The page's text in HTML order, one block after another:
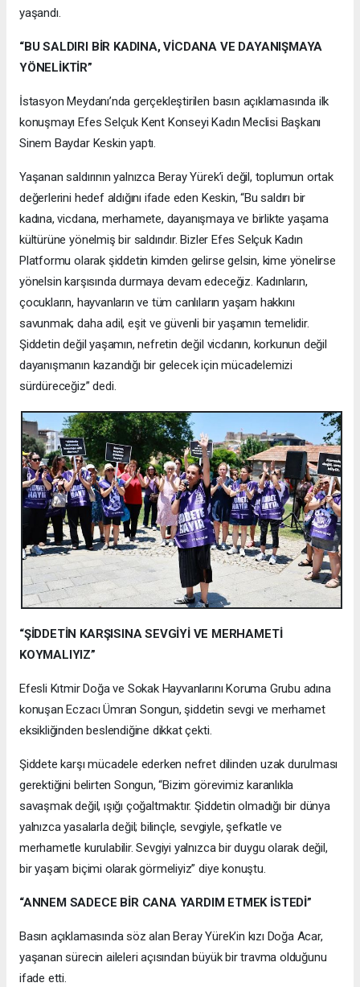
yaşandı.
“BU SALDIRI BİR KADINA, VİCDANA VE DAYANIŞMAYA
YÖNELİKTİR”
İstasyon Meydanı’nda gerçekleştirilen basın açıklamasında ilk
konuşmayı Efes Selçuk Kent Konseyi Kadın Meclisi Başkanı
Sinem Baydar Keskin yaptı.
Yaşanan saldırının yalnızca Beray Yürek’i değil, toplumun ortak
değerlerini hedef aldığını ifade eden Keskin, “Bu saldırı bir
kadına, vicdana, merhamete, dayanışmaya ve birlikte yaşama
kültürüne yönelmiş bir saldırıdır. Bizler Efes Selçuk Kadın
Platformu olarak şiddetin kimden gelirse gelsin, kime yönelirse
yönelsin karşısında durmaya devam edeceğiz. Kadınların,
çocukların, hayvanların ve tüm canlıların yaşam hakkını
savunmak; daha adil, eşit ve güvenli bir yaşamın temelidir.
Şiddetin değil yaşamın, nefretin değil vicdanın, korkunun değil
dayanışmanın kazandığı bir gelecek için mücadelemizi
sürdüreceğiz” dedi.
“ŞİDDETİN KARŞISINA SEVGİYİ VE MERHAMETİ
KOYMALIYIZ”
Efesli Kıtmir Doğa ve Sokak Hayvanlarını Koruma Grubu adına
konuşan Eczacı Ümran Songun, şiddetin sevgi ve merhamet
eksikliğinden beslendiğine dikkat çekti.
Şiddete karşı mücadele ederken nefret dilinden uzak durulması
gerektiğini belirten Songun, “Bizim görevimiz karanlıkla
savaşmak değil, ışığı çoğaltmaktır. Şiddetin olmadığı bir dünya
yalnızca yasalarla değil; bilinçle, sevgiyle, şefkatle ve
merhametle kurulabilir. Sevgiyi yalnızca bir duygu olarak değil,
bir yaşam biçimi olarak görmeliyiz” diye konuştu.
“ANNEM SADECE BİR CANA YARDIM ETMEK İSTEDİ”
Basın açıklamasında söz alan Beray Yürek’in kızı Doğa Acar,
yaşanan sürecin aileleri açısından büyük bir travma olduğunu
ifade etti.